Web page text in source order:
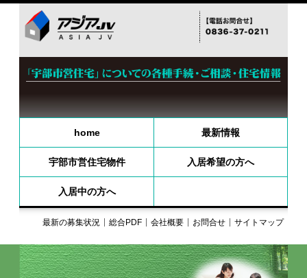
home 最新情報
宇部市営住宅物件 入居希望の方へ
入居中の方へ
サイトマップ
お問合せ
会社概要
総合PDF
最新の募集状況